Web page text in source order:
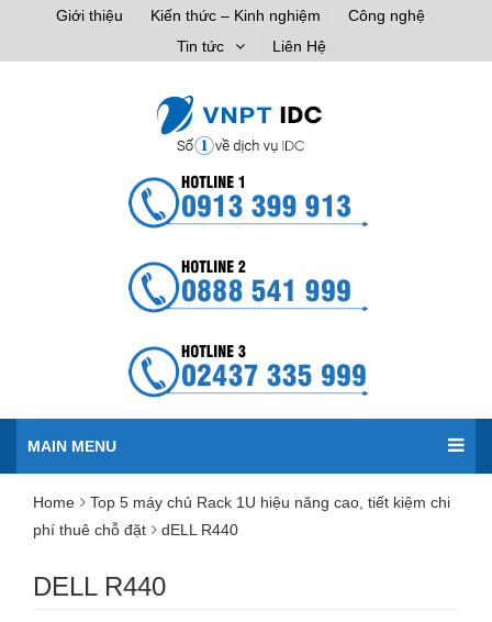
Giới thiệu Kiến thức – Kinh nghiệm
Công nghệ
Tin tức
Liên Hệ
MAIN MENU
Home
Top 5 máy chủ Rack 1U hiệu năng cao, tiết kiệm chi
phí thuê chỗ đặt
dELL R440
DELL R440